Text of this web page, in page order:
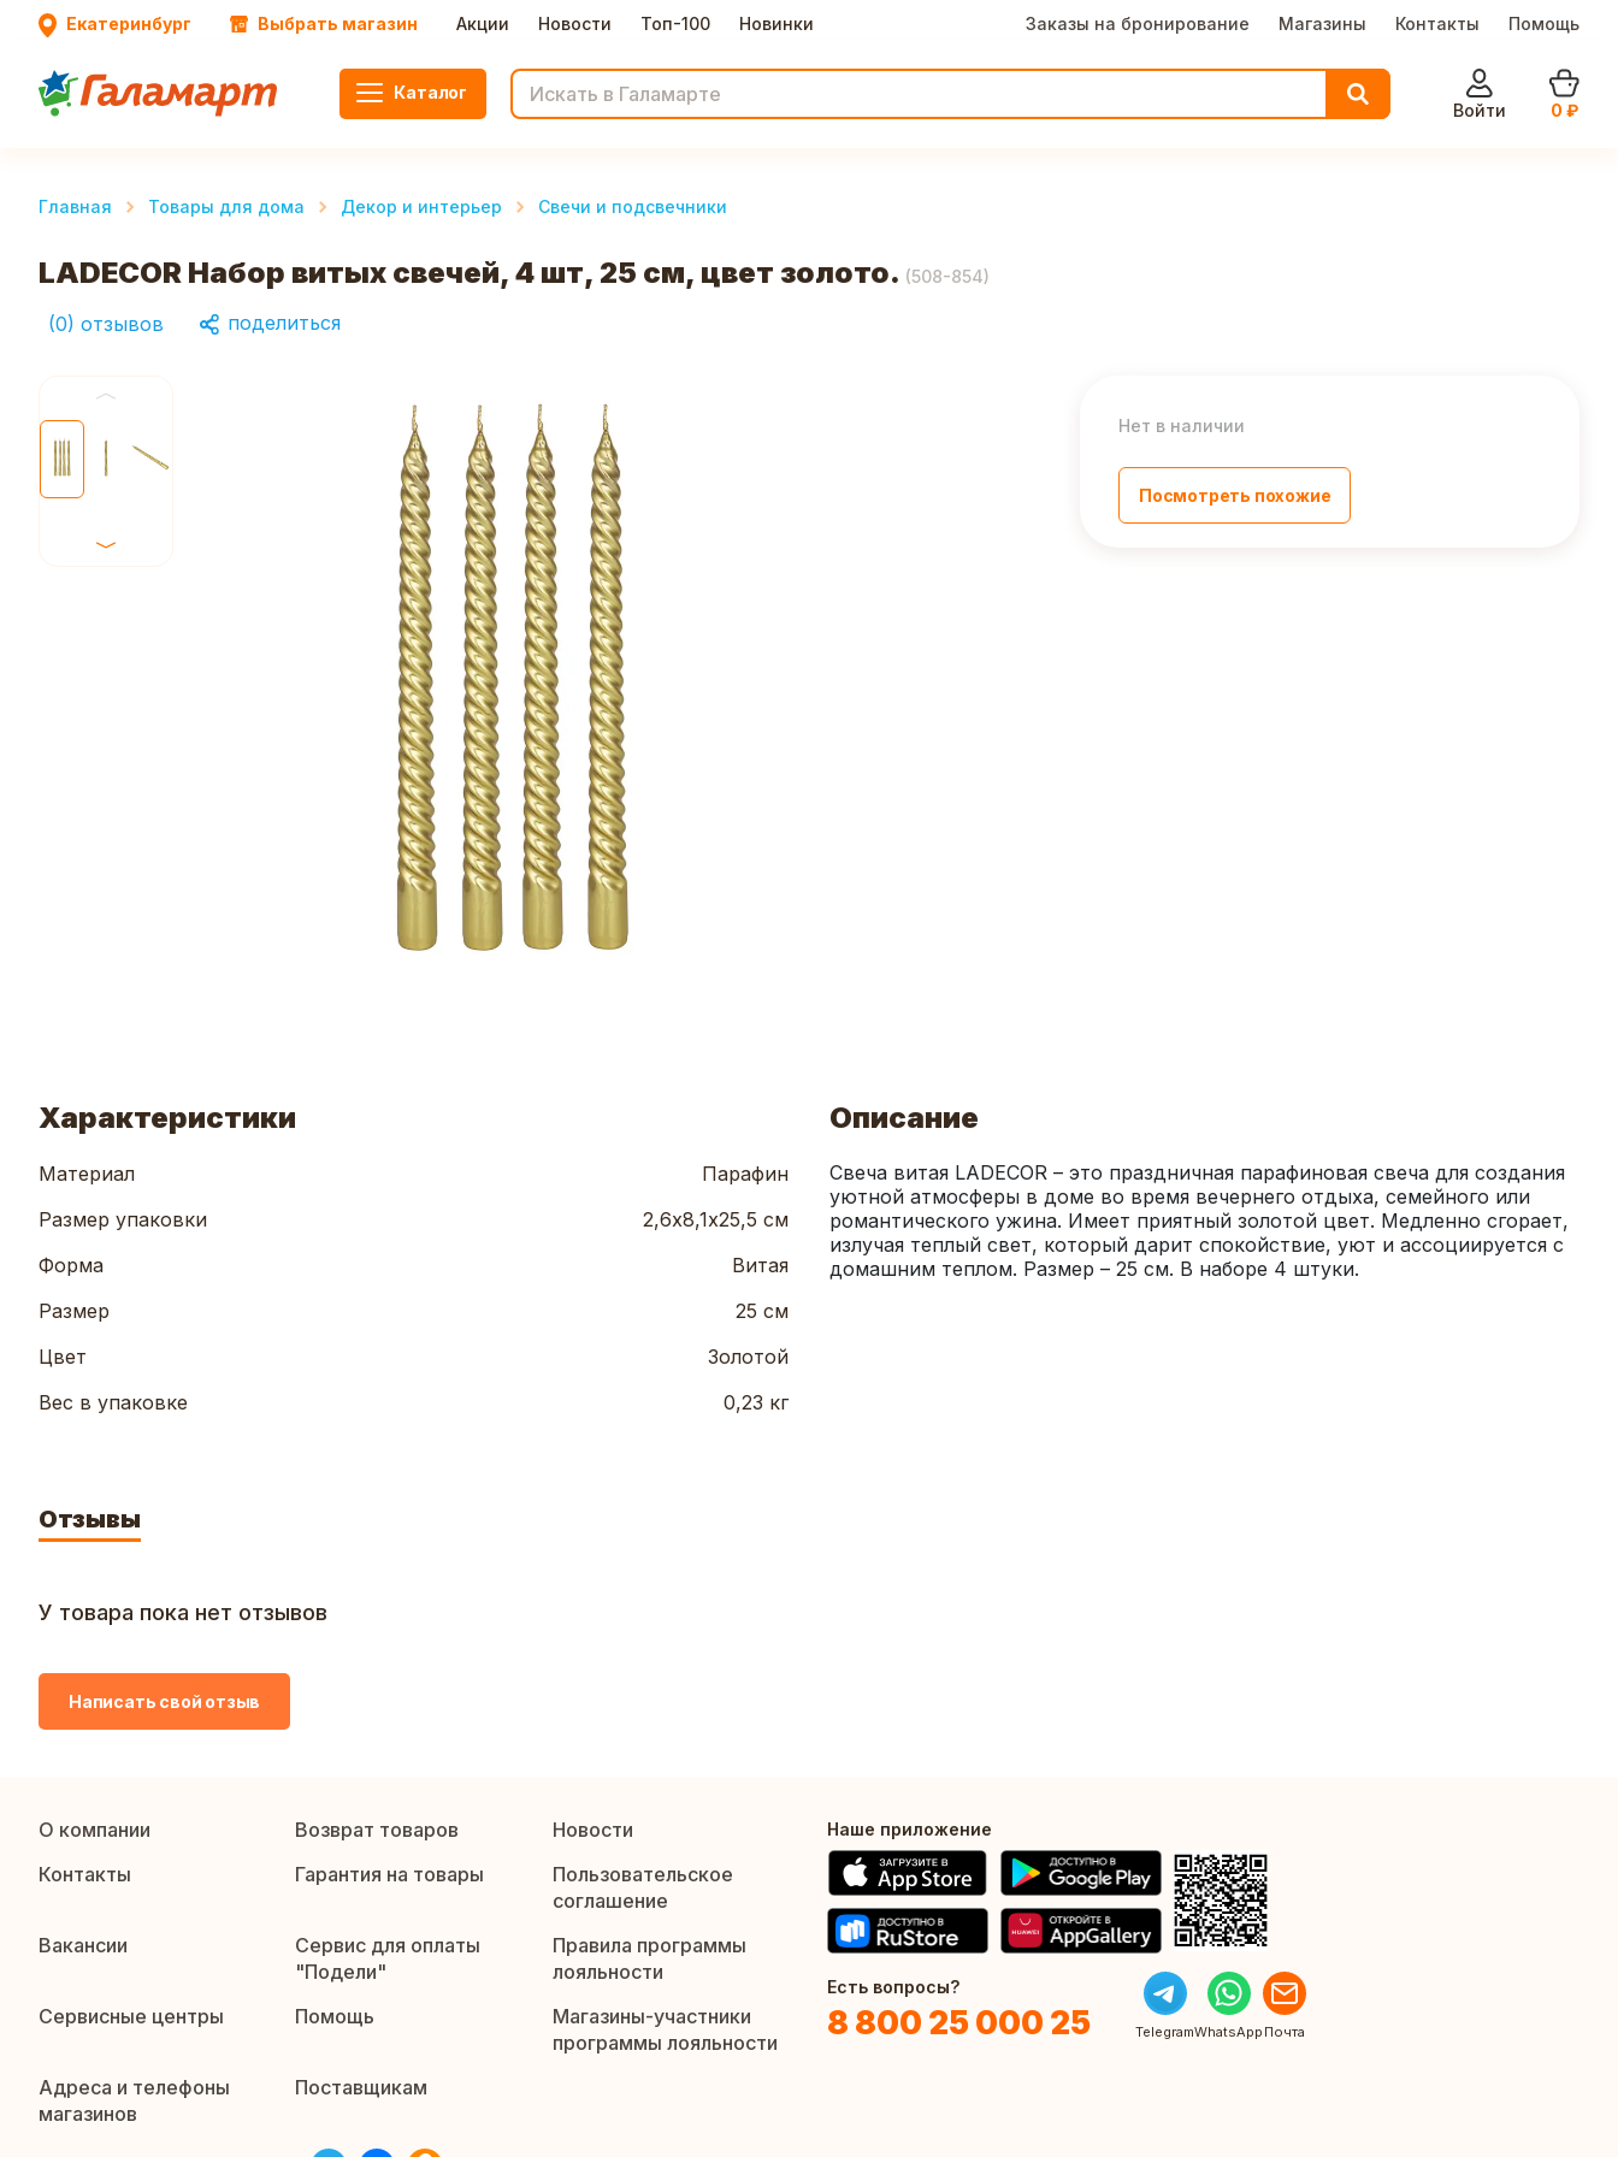
Екатеринбург Выбрать магазин Акции Новости Топ-100 Новинки Заказы на бронирование Магазины Контакты Помощь
Каталог
Войти
0 ₽
Главная Товары для дома Декор и интерьер Свечи и подсвечники
LADECOR Набор витых свечей, 4 шт, 25 см, цвет золото. (508-854)
(0) отзывов поделиться
Нет в наличии
Посмотреть похожие
Характеристики
Материал
Парафин
Размер упаковки
2,6х8,1х25,5 см
Форма
Витая
Размер
25 см
Цвет
Золотой
Вес в упаковке
0,23 кг
Описание
Свеча витая LADECOR – это праздничная парафиновая свеча для создания
уютной атмосферы в доме во время вечернего отдыха, семейного или
романтического ужина. Имеет приятный золотой цвет. Медленно сгорает,
излучая теплый свет, который дарит спокойствие, уют и ассоциируется с
домашним теплом. Размер – 25 см. В наборе 4 штуки.
Отзывы
У товара пока нет отзывов
Написать свой отзыв
О компании Возврат товаров
Новости
Контакты
Гарантия на товары
Пользовательское
соглашение
Вакансии
Сервис для оплаты
"Подели"
Правила программы
лояльности
Сервисные центры
Помощь
Магазины-участники
программы лояльности
Адреса и телефоны
магазинов
Поставщикам
Наше приложение
Есть вопросы?
8 800 25 000 25 TelegramWhatsApp Почта